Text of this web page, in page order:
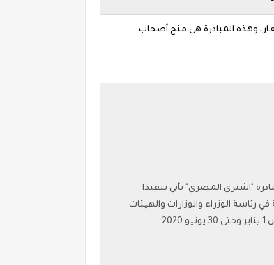
وهذه المبادرة هى منح أصحاب
"اشتري المصري" تأتي تنفيذا
الوزراء والوزارات والهيئات